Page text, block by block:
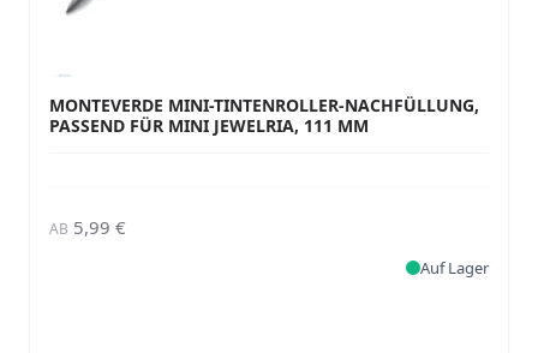
MONTEVERDE MINI-TINTENROLLER-NACHFÜLLUNG,
PASSEND FÜR MINI JEWELRIA, 111 MM
AB 5,99 €
Auf Lager